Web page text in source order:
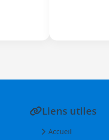
Liens utiles
Accueil